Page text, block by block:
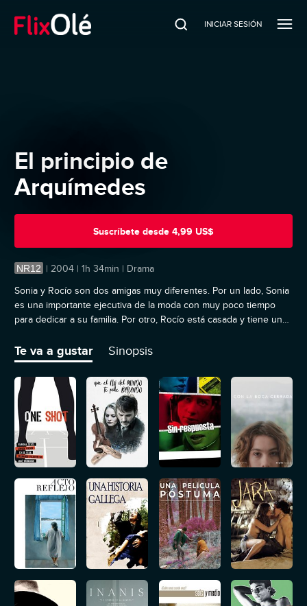
INICIAR SESIÓN
El principio de
Arquímedes
Suscríbete desde 4,99 US$
NR12 | 2004 | 1h 34min | Drama
Sonia y Rocío son dos amigas muy diferentes. Por un lado, Sonia
es una importante ejecutiva de la moda con muy poco tiempo
para dedicar a su familia. Por otro, Rocío está casada y tiene una
ellas quisiera vivir la vida de la otra y ambas probarán a tener
vidas distintas.
Te va a gustar Sinopsis